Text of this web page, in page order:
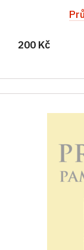
200 Kč